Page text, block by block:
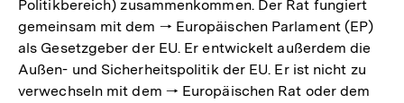
Politikbereich) zusammenkommen. Der Rat fungiert
gemeinsam mit dem 🠒 Europäischen Parlament (EP)
als Gesetzgeber der EU. Er entwickelt außerdem die
Außen- und Sicherheitspolitik der EU. Er ist nicht zu
verwechseln mit dem 🠒 Europäischen Rat oder dem